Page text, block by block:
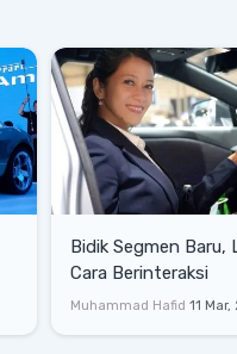
Bidik Segmen Baru,
Cara Berinteraksi
Muhammad Hafid 11